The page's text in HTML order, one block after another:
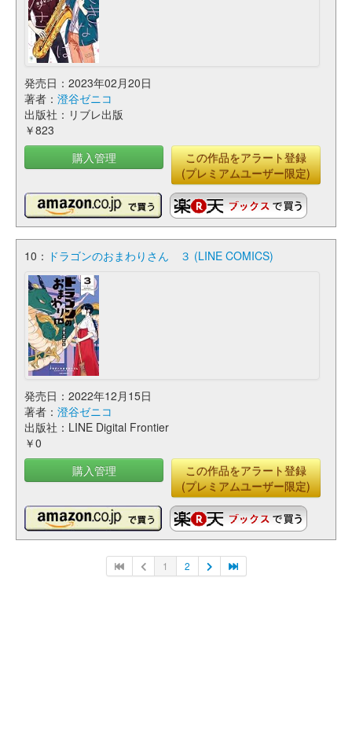
発売日：2023年02月20日
著者： 澄谷ゼニコ
出版社：リブレ出版
￥823
購入管理
この作品をアラート登録
(プレミアムユーザー限定)
10： ドラゴンのおまわりさん ３ (LINE COMICS)
発売日：2022年12月15日
著者： 澄谷ゼニコ
出版社：LINE Digital Frontier
￥0
購入管理
この作品をアラート登録
(プレミアムユーザー限定)
1 2